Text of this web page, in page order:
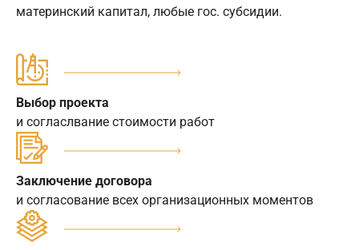
материнский капитал, любые гос. субсидии.
Выбор проекта
и согласлвание стоимости работ
Заключение договора
и согласование всех организационных моментов